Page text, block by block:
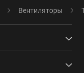
Вентиляторы